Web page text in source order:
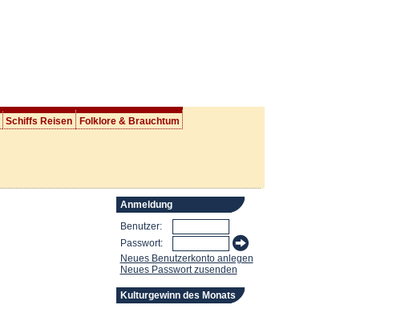
Schiffs Reisen Folklore & Brauchtum
Anmeldung
Benutzer:
Passwort:
Neues Benutzerkonto anlegen
Neues Passwort zusenden
Kulturgewinn des Monats